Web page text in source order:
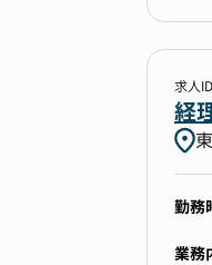
求人
経
勤務
業務